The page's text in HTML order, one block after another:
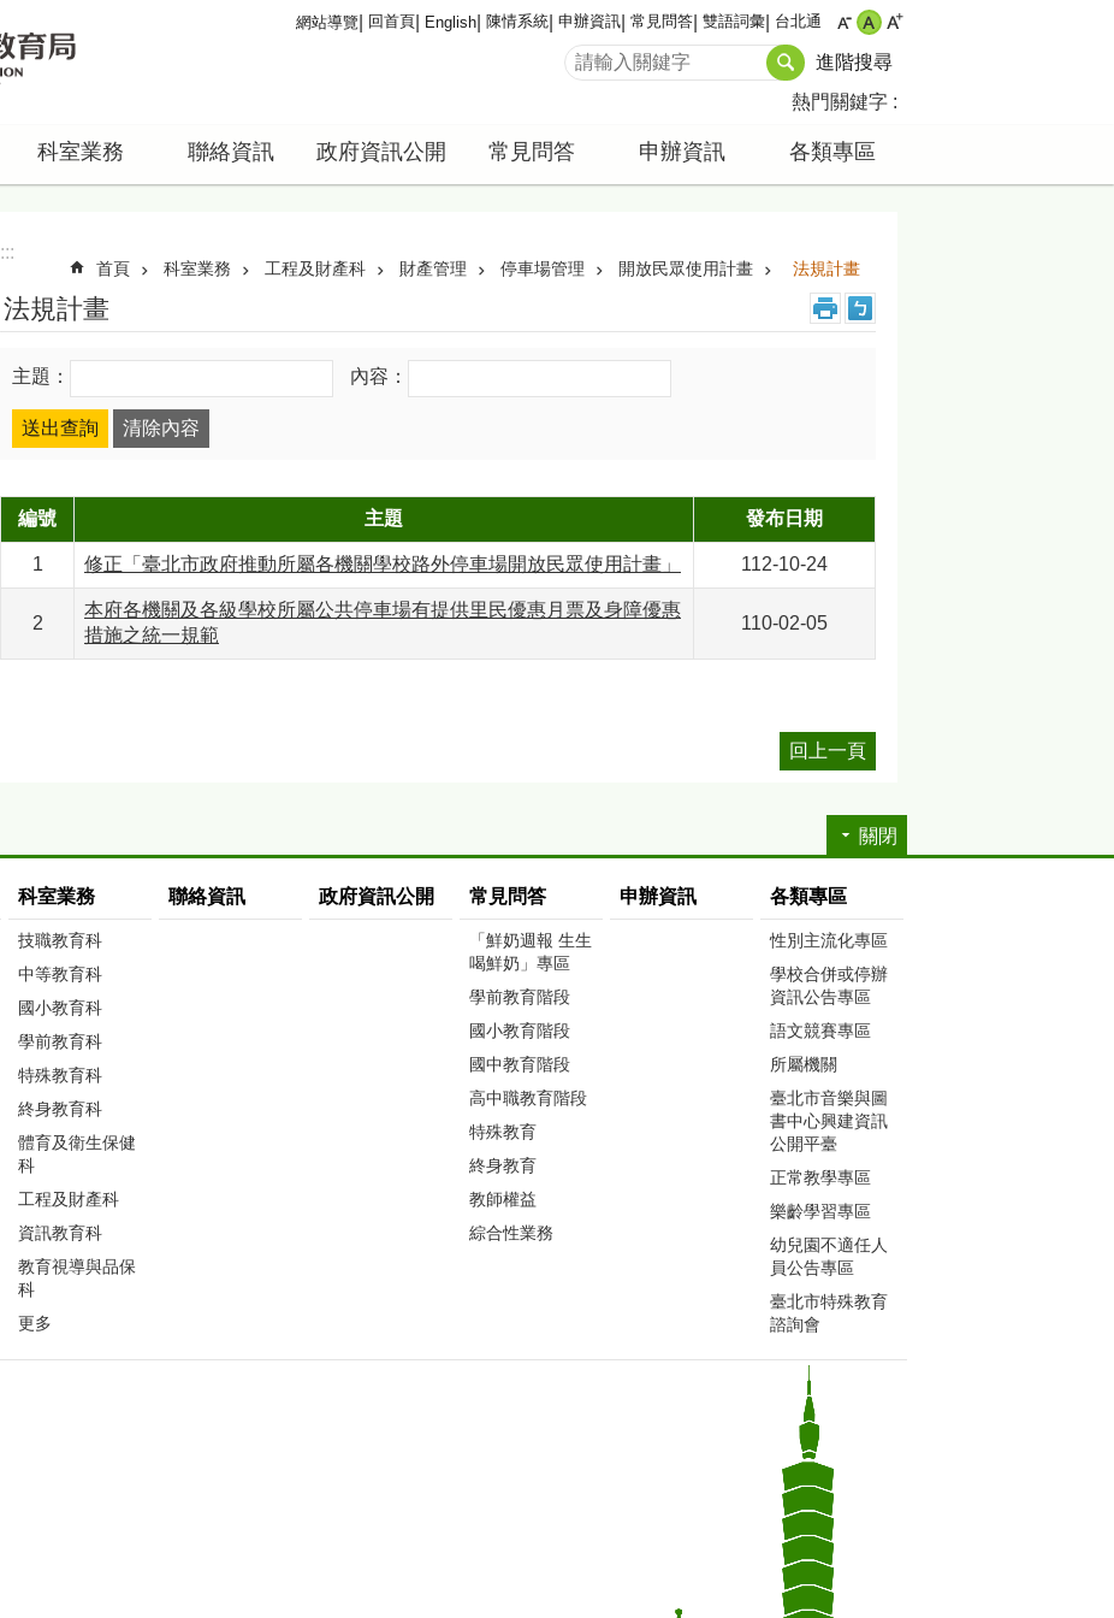
網站導覽 回首頁 English 陳情系統 申辦資訊 常見問答 雙語詞彙 台北通
進階搜尋
熱門關鍵字
科室業務 聯絡資訊 政府資訊公開 常見問答 申辦資訊 各類專區
:::
首頁 科室業務 工程及財產科 財產管理 停車場管理 開放民眾使用計畫 法規計畫
法規計畫
主題： 內容：
編號 主題 發布日期
1 修正「臺北市政府推動所屬各機關學校路外停車場開放民眾使用計畫」 112-10-24
2
本府各機關及各級學校所屬公共停車場有提供里民優惠月票及身障優惠
措施之統一規範
110-02-05
回上一頁
關閉
科室業務
技職教育科
中等教育科
國小教育科
學前教育科
特殊教育科
終身教育科
體育及衛生保健
科
工程及財產科
資訊教育科
教育視導與品保
科
更多
聯絡資訊 政府資訊公開 常見問答
「鮮奶週報 生生
喝鮮奶」專區
學前教育階段
國小教育階段
國中教育階段
高中職教育階段
特殊教育
終身教育
教師權益
綜合性業務
申辦資訊 各類專區
性別主流化專區
學校合併或停辦
資訊公告專區
語文競賽專區
所屬機關
臺北市音樂與圖
書中心興建資訊
公開平臺
正常教學專區
樂齡學習專區
幼兒園不適任人
員公告專區
臺北市特殊教育
諮詢會